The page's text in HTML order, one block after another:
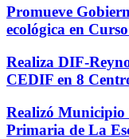
Promueve
ecológica en
Realiza DIF-
CEDIF en 8
Realizó Municipio
Primaria de La